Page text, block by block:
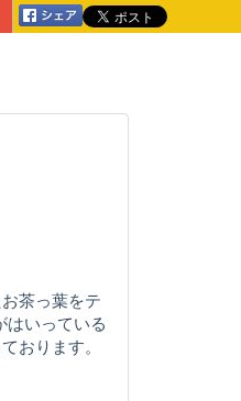
茶っ葉をテ
はいっている
おります。